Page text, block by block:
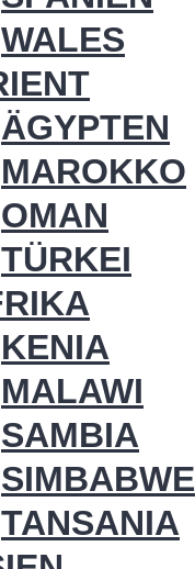
WALES
ÄGYPTEN
MAROKKO
OMAN
TÜRKEI
KENIA
MALAWI
SAMBIA
SIMBABWE
TANSANIA